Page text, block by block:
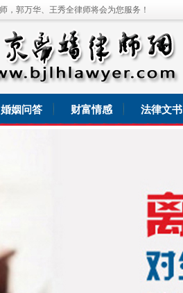
，郭万华、王秀全律师将会为您服务！
婚姻问答 财富情感 法律文书